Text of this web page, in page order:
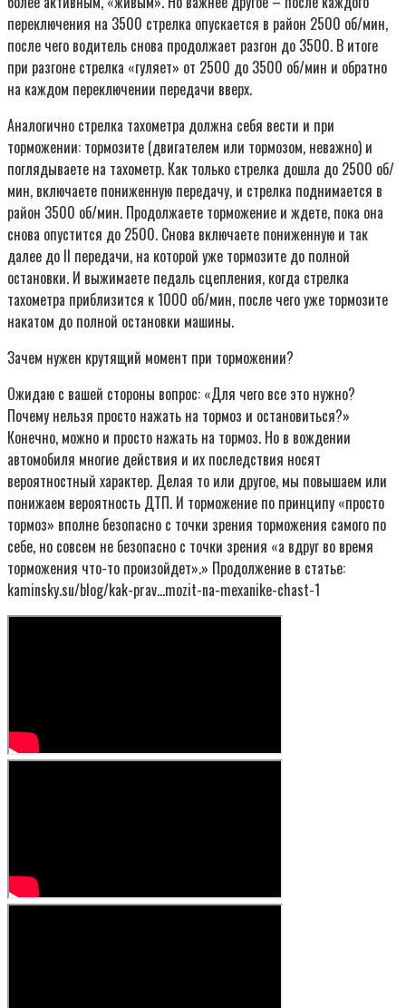
переключения на 3500 стрелка опускается в район 2500 об/мин,
после чего водитель снова продолжает разгон до 3500. В итоге
при разгоне стрелка «гуляет» от 2500 до 3500 об/мин и обратно
на каждом переключении передачи вверх.
Аналогично стрелка тахометра должна себя вести и при
торможении: тормозите (двигателем или тормозом, неважно) и
поглядываете на тахометр. Как только стрелка дошла до 2500 об/
мин, включаете пониженную передачу, и стрелка поднимается в
район 3500 об/мин. Продолжаете торможение и ждете, пока она
снова опустится до 2500. Снова включаете пониженную и так
далее до II передачи, на которой уже тормозите до полной
остановки. И выжимаете педаль сцепления, когда стрелка
тахометра приблизится к 1000 об/мин, после чего уже тормозите
накатом до полной остановки машины.
Зачем нужен крутящий момент при торможении?
Ожидаю с вашей стороны вопрос: «Для чего все это нужно?
Почему нельзя просто нажать на тормоз и остановиться?»
Конечно, можно и просто нажать на тормоз. Но в вождении
автомобиля многие действия и их последствия носят
вероятностный характер. Делая то или другое, мы повышаем или
понижаем вероятность ДТП. И торможение по принципу «просто
тормоз» вполне безопасно с точки зрения торможения самого по
себе, но совсем не безопасно с точки зрения «а вдруг во время
торможения что-то произойдет».» Продолжение в статье:
kaminsky.su/blog/kak-prav…mozit-na-mexanike-chast-1